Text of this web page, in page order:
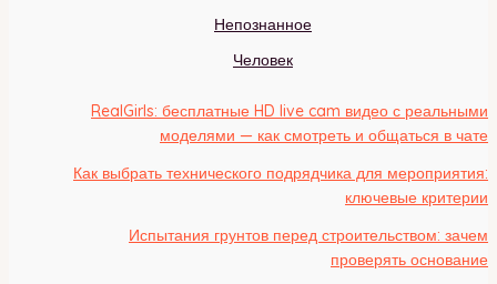
Непознанное
Человек
RealGirls: бесплатные HD live cam видео с реальными
моделями — как смотреть и общаться в чате
Как выбрать технического подрядчика для мероприятия:
ключевые критерии
Испытания грунтов перед строительством: зачем
проверять основание